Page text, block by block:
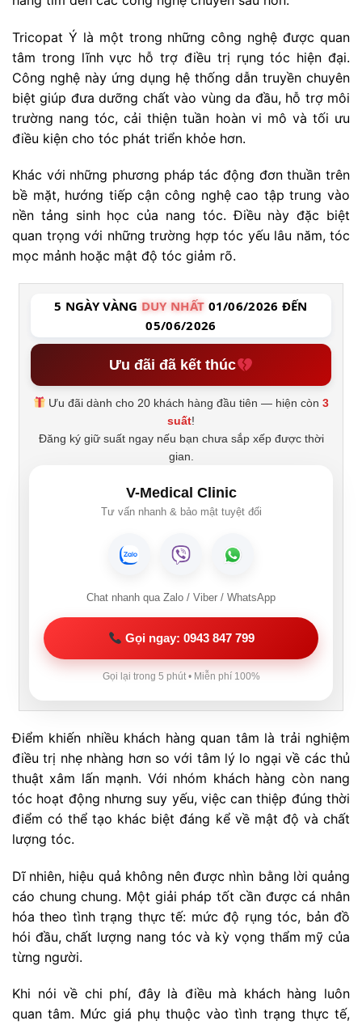
Tricopat Ý là một trong những công nghệ được quan
tâm trong lĩnh vực hỗ trợ điều trị rụng tóc hiện đại.
Công nghệ này ứng dụng hệ thống dẫn truyền chuyên
biệt giúp đưa dưỡng chất vào vùng da đầu, hỗ trợ môi
trường nang tóc, cải thiện tuần hoàn vi mô và tối ưu
điều kiện cho tóc phát triển khỏe hơn.
Khác với những phương pháp tác động đơn thuần trên
bề mặt, hướng tiếp cận công nghệ cao tập trung vào
nền tảng sinh học của nang tóc. Điều này đặc biệt
quan trọng với những trường hợp tóc yếu lâu năm, tóc
mọc mảnh hoặc mật độ tóc giảm rõ.
5 NGÀY VÀNG DUY NHẤT 01/06/2026 ĐẾN
05/06/2026
Ưu đãi đã kết thúc
Ưu đãi dành cho 20 khách hàng đầu tiên — hiện còn3
suất!
Đăng ký giữ suất ngay nếu bạn chưa sắp xếp được thời
gian.
V-Medical Clinic
Tư vấn nhanh & bảo mật tuyệt đối
Chat nhanh qua Zalo / Viber / WhatsApp
Gọi ngay: 0943 847 799
Gọi lại trong 5 phút • Miễn phí 100%
Điểm khiến nhiều khách hàng quan tâm là trải nghiệm
điều trị nhẹ nhàng hơn so với tâm lý lo ngại về các thủ
thuật xâm lấn mạnh. Với nhóm khách hàng còn nang
tóc hoạt động nhưng suy yếu, việc can thiệp đúng thời
điểm có thể tạo khác biệt đáng kể về mật độ và chất
lượng tóc.
Dĩ nhiên, hiệu quả không nên được nhìn bằng lời quảng
cáo chung chung. Một giải pháp tốt cần được cá nhân
hóa theo tình trạng thực tế: mức độ rụng tóc, bản đồ
hói đầu, chất lượng nang tóc và kỳ vọng thẩm mỹ của
từng người.
Khi nói về chi phí, đây là điều mà khách hàng luôn
quan tâm. Mức giá phụ thuộc vào tình trạng thực tế,